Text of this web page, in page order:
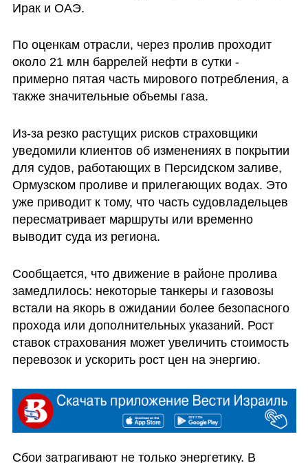
Ирак и ОАЭ.
По оценкам отрасли, через пролив проходит
около 21 млн баррелей нефти в сутки -
примерно пятая часть мирового потребления, а
также значительные объемы газа.
Из-за резко растущих рисков страховщики
уведомили клиентов об изменениях в покрытии
для судов, работающих в Персидском заливе,
Ормузском проливе и прилегающих водах. Это
уже приводит к тому, что часть судовладельцев
пересматривает маршруты или временно
выводит суда из региона.
Сообщается, что движение в районе пролива
замедлилось: некоторые танкеры и газовозы
встали на якорь в ожидании более безопасного
прохода или дополнительных указаний. Рост
ставок страхования может увеличить стоимость
перевозок и ускорить рост цен на энергию.
Сбои затрагивают не только энергетику. В